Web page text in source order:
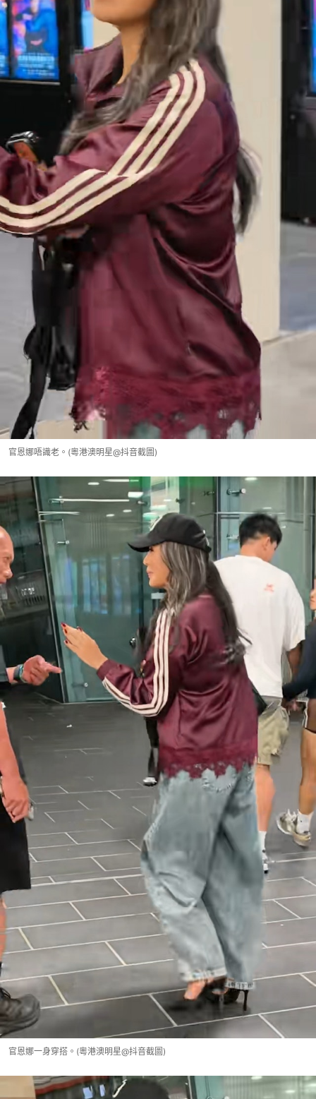
官恩娜唔識老。(粵港澳明星@抖音截圖)
官恩娜一身穿搭。(粵港澳明星@抖音截圖)